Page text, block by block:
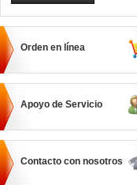
Orden en línea
Apoyo de Servicio
Contacto con nosotros